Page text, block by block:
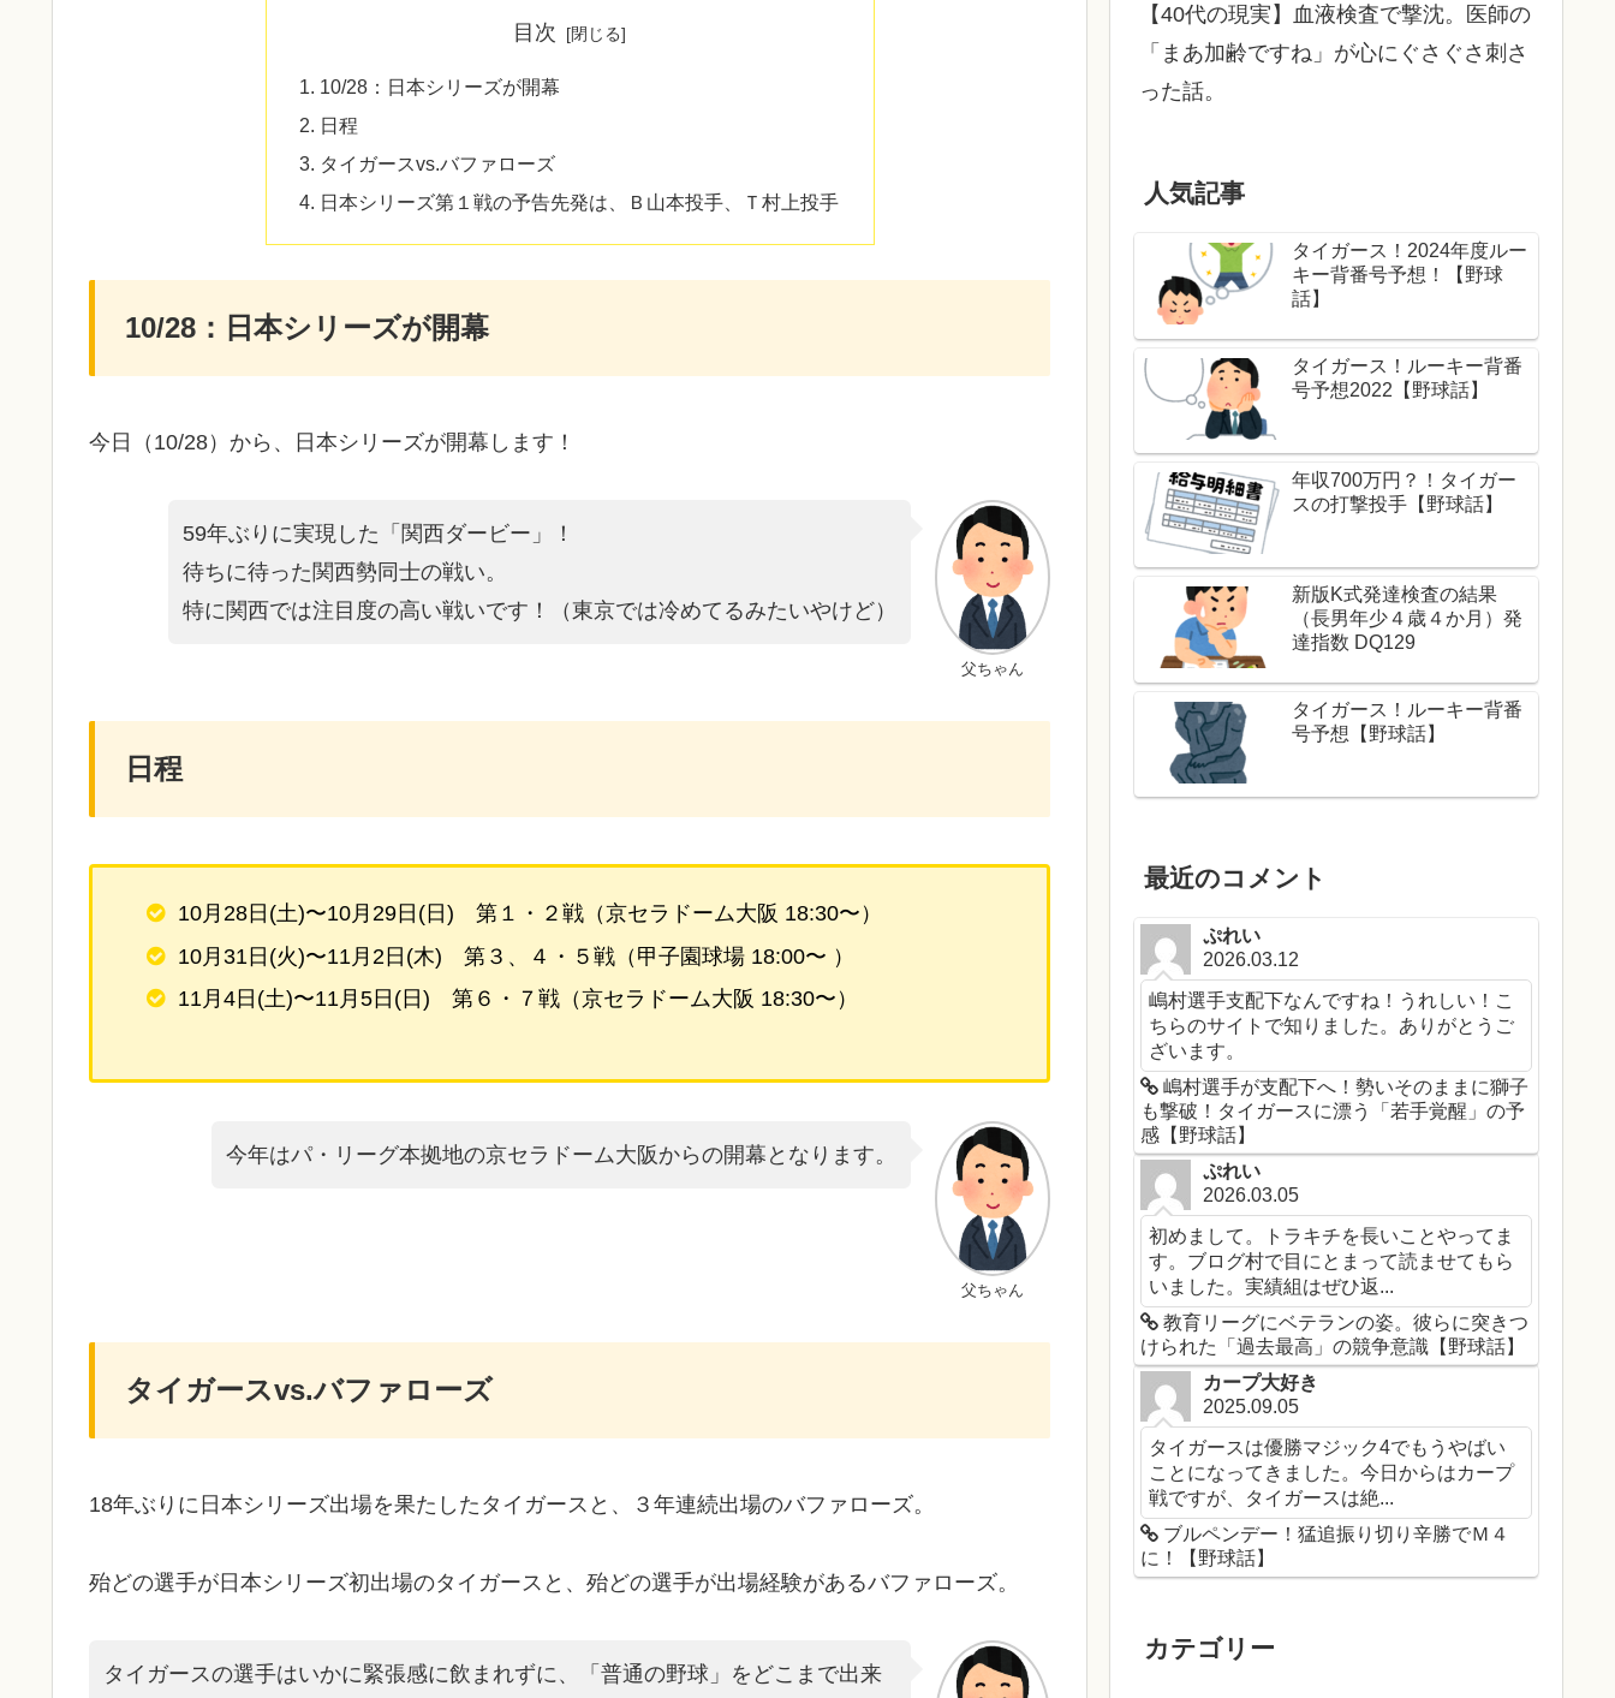
目次
10/28：日本シリーズが開幕
日程
タイガースvs.バファローズ
日本シリーズ第１戦の予告先発は、Ｂ山本投手、Ｔ村上投手
10/28：日本シリーズが開幕
今日（10/28）から、日本シリーズが開幕します！
父ちゃん
59年ぶりに実現した「関西ダービー」！
待ちに待った関西勢同士の戦い。
特に関西では注目度の高い戦いです！（東京では冷めてるみたいやけど）
日程
10月28日(土)〜10月29日(日) 第１・２戦（京セラドーム大阪 18:30〜）
10月31日(火)〜11月2日(木) 第３、４・５戦（甲子園球場 18:00〜 ）
11月4日(土)〜11月5日(日) 第６・７戦（京セラドーム大阪 18:30〜）
父ちゃん
今年はパ・リーグ本拠地の京セラドーム大阪からの開幕となります。
タイガースvs.バファローズ
18年ぶりに日本シリーズ出場を果たしたタイガースと、３年連続出場のバファローズ。
殆どの選手が日本シリーズ初出場のタイガースと、殆どの選手が出場経験があるバファローズ。
タイガースの選手はいかに緊張感に飲まれずに、「普通の野球」をどこまで出来
【40代の現実】血液検査で撃沈。医師の
「まあ加齢ですね」が心にぐさぐさ刺さ
った話。
人気記事
タイガース！2024年度ルー
キー背番号予想！【野球
話】
タイガース！ルーキー背番
号予想2022【野球話】
年収700万円？！タイガー
スの打撃投手【野球話】
新版K式発達検査の結果
（長男年少４歳４か月）発
達指数 DQ129
タイガース！ルーキー背番
号予想【野球話】
最近のコメント
ぷれい
2026.03.12
嶋村選手支配下なんですね！うれしい！こ
ちらのサイトで知りました。ありがとうご
ざいます。
嶋村選手が支配下へ！勢いそのままに獅子
も撃破！タイガースに漂う「若手覚醒」の予
感【野球話】
ぷれい
2026.03.05
初めまして。トラキチを長いことやってま
す。ブログ村で目にとまって読ませてもら
いました。実績組はぜひ返...
教育リーグにベテランの姿。彼らに突きつ
けられた「過去最高」の競争意識【野球話】
カープ大好き
2025.09.05
タイガースは優勝マジック4でもうやばい
ことになってきました。今日からはカープ
戦ですが、タイガースは絶...
ブルペンデー！猛追振り切り辛勝でＭ４
に！【野球話】
カテゴリー